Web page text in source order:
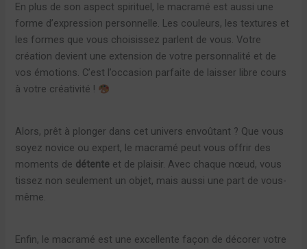
En plus de son aspect spirituel, le macramé est aussi une
forme d’expression personnelle. Les couleurs, les textures et
les formes que vous choisissez parlent de vous. Votre
création devient une extension de votre personnalité et de
vos émotions. C’est l’occasion parfaite de laisser libre cours
à votre créativité !
Alors, prêt à plonger dans cet univers envoûtant ? Que vous
soyez novice ou expert, le macramé peut vous offrir des
moments de détente et de plaisir. Avec chaque nœud, vous
tissez non seulement un objet, mais aussi une part de vous-
même.
Enfin, le macramé est une excellente façon de décorer votre